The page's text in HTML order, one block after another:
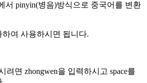
서 pinyin(병음)방식으로 중국어를 변환
여 사용하시면 됩니다.
려면 zhongwen을 입력하시고 space를